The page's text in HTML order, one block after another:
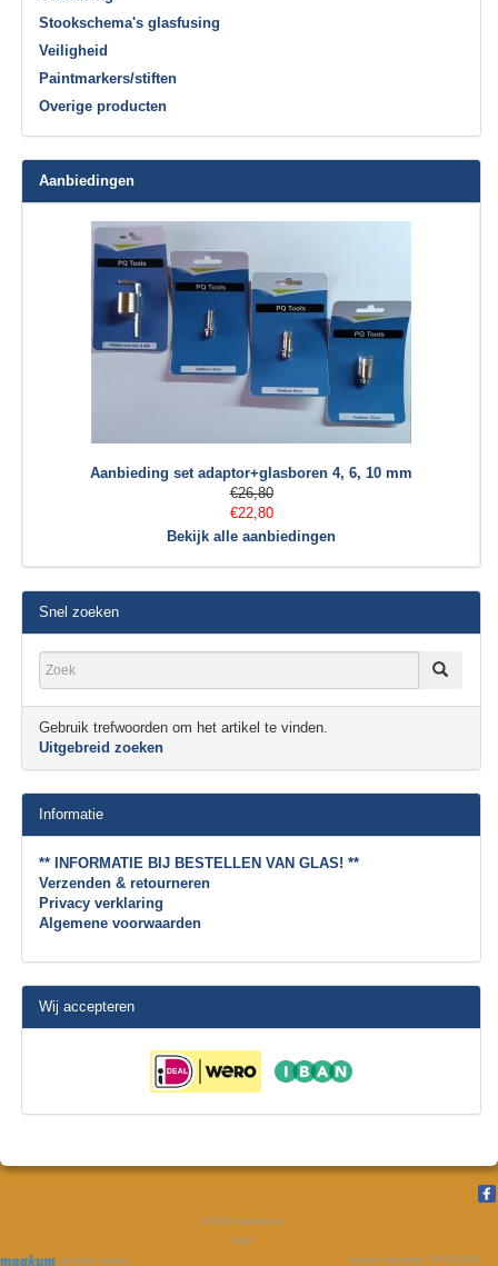
Stookschema's glasfusing
Veiligheid
Paintmarkers/stiften
Overige producten
Aanbiedingen
Aanbieding set adaptor+glasboren 4, 6, 10 mm
€26,80
€22,80
Bekijk alle aanbiedingen
Snel zoeken
Gebruik trefwoorden om het artikel te vinden.
Uitgebreid zoeken
Informatie
** INFORMATIE BIJ BESTELLEN VAN GLAS! **
Verzenden & retourneren
Privacy verklaring
Algemene voorwaarden
Wij accepteren
website maken
471590 bezoekers
login
laatste wijziging: 06-08-2026